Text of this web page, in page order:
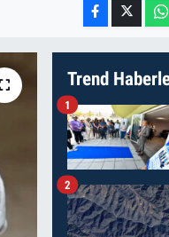
Trend
1
2